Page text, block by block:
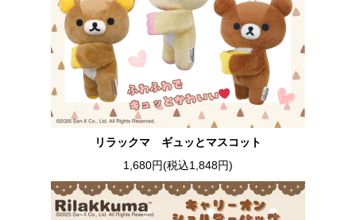
リラックマ ギュッとマスコット
1,680円(税込1,848円)